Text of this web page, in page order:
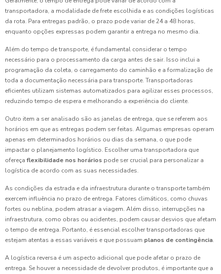
transportadora, a modalidade de frete escolhida e as condições logísticas
da rota. Para entregas padrão, o prazo pode variar de 24 a 48 horas,
enquanto opções expressas podem garantir a entrega no mesmo dia.
Além do tempo de transporte, é fundamental considerar o tempo
necessário para o processamento da carga antes de sair. Isso inclui a
programação da coleta, o carregamento do caminhão e a formalização de
toda a documentação necessária para transporte. Transportadoras
eficientes utilizam sistemas automatizados para agilizar esses processos,
reduzindo tempo de espera e melhorando a experiência do cliente.
Outro item a ser analisado são as janelas de entrega, que se referem aos
horários em que as entregas podem ser feitas. Algumas empresas operam
apenas em determinados horários ou dias da semana, o que pode
impactar o planejamento logístico. Escolher uma transportadora que
ofereça flexibilidade nos horários pode ser crucial para personalizar a
logística de acordo com as suas necessidades.
As condições da estrada e da infraestrutura durante o transporte também
exercem influência no prazo de entrega. Fatores climáticos, como chuvas
fortes ou neblina, podem atrasar a viagem. Além disso, interrupções na
infraestrutura, como obras ou acidentes, podem causar desvios que afetam
o tempo de entrega. Portanto, é essencial escolher transportadoras que
estejam atentas a essas variáveis e que possuam planos de contingência.
A logística reversa é um aspecto adicional que pode afetar o prazo de
entrega. Se houver a necessidade de devolver produtos, é importante que a